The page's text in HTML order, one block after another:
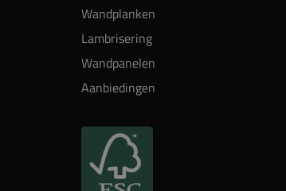
Wandplanken
Lambrisering
Wandpanelen
Aanbiedingen